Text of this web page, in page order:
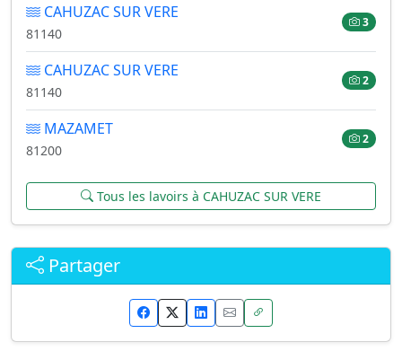
CAHUZAC SUR VERE
81140
3
CAHUZAC SUR VERE
81140
2
MAZAMET
81200
2
Tous les lavoirs à CAHUZAC SUR VERE
Partager